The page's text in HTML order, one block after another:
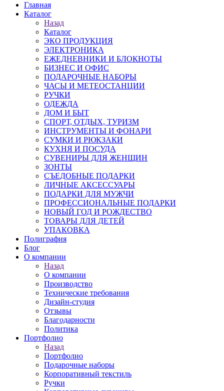
Главная
Каталог
Назад
Каталог
ЭКО ПРОДУКЦИЯ
ЭЛЕКТРОНИКА
ЕЖЕДНЕВНИКИ И БЛОКНОТЫ
БИЗНЕС И ОФИС
ПОДАРОЧНЫЕ НАБОРЫ
ЧАСЫ И МЕТЕОСТАНЦИИ
РУЧКИ
ОДЕЖДА
ДОМ И БЫТ
СПОРТ, ОТДЫХ, ТУРИЗМ
ИНСТРУМЕНТЫ И ФОНАРИ
СУМКИ И РЮКЗАКИ
КУХНЯ И ПОСУДА
СУВЕНИРЫ ДЛЯ ЖЕНЩИН
ЗОНТЫ
СЪЕДОБНЫЕ ПОДАРКИ
ЛИЧНЫЕ АКСЕССУАРЫ
ПОДАРКИ ДЛЯ МУЖЧИ
ПРОФЕССИОНАЛЬНЫЕ ПОДАРКИ
НОВЫЙ ГОД И РОЖДЕСТВО
ТОВАРЫ ДЛЯ ДЕТЕЙ
УПАКОВКА
Полиграфия
Блог
О компании
Назад
О компании
Производство
Технические требования
Дизайн-студия
Отзывы
Благодарности
Политика
Портфолио
Назад
Портфолио
Подарочные наборы
Корпоративный текстиль
Ручки